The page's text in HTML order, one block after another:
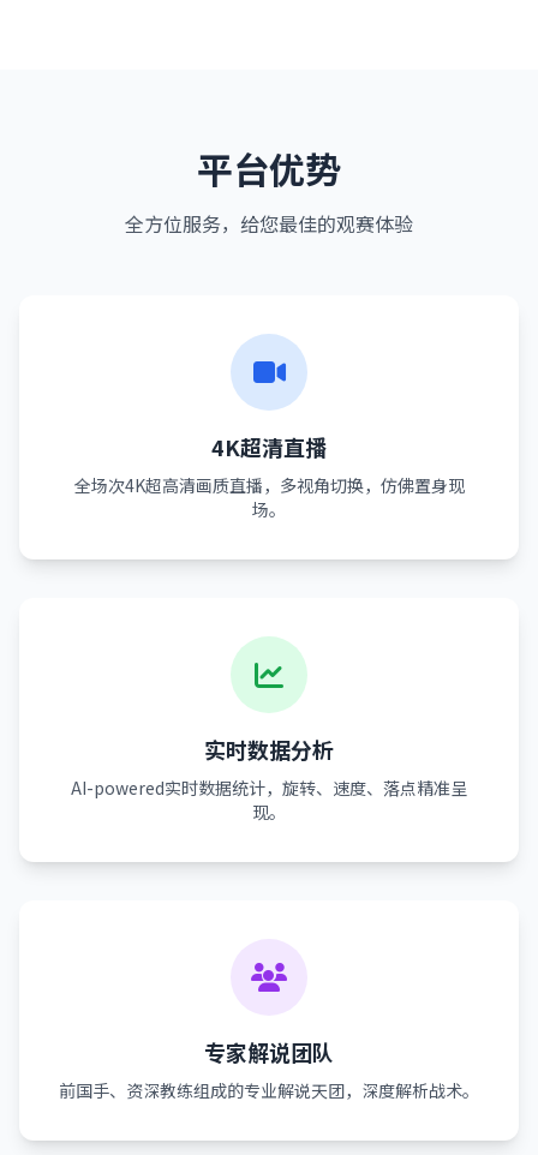
平台优势
全方位服务，给您最佳的观赛体验
4K超清直播
全场次4K超高清画质直播，多视角切换，仿佛置身现
场。
实时数据分析
AI-powered实时数据统计，旋转、速度、落点精准呈
现。
专家解说团队
前国手、资深教练组成的专业解说天团，深度解析战术。